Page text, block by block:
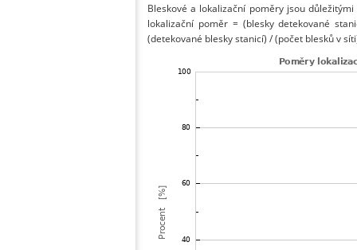
Bleskové a lokalizační poměry jsou
lokalizační poměr = (blesky detekované
(detekované blesky stanicí) / (počet blesků v